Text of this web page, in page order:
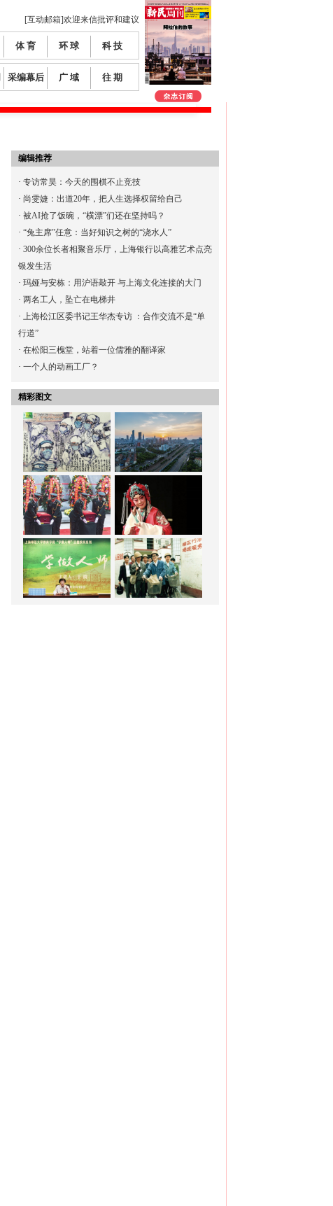
[互动邮箱]欢迎来信批评和建议
体 育 环 球 科 技
采编幕后 广 域 往 期
编辑推荐
· 专访常昊：今天的围棋不止竞技
· 尚雯婕：出道20年，把人生选择权留给自己
· 被AI抢了饭碗，“横漂”们还在坚持吗？
· “兔主席”任意：当好知识之树的“浇水人”
· 300余位长者相聚音乐厅，上海银行以高雅艺术点亮
银发生活
· 玛娅与安栋：用沪语敲开 与上海文化连接的大门
· 两名工人，坠亡在电梯井
· 上海松江区委书记王华杰专访 ：合作交流不是“单
行道”
· 在松阳三槐堂，站着一位儒雅的翻译家
· 一个人的动画工厂？
精彩图文